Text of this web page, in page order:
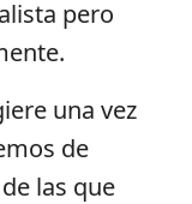
pero
una vez
de
las que